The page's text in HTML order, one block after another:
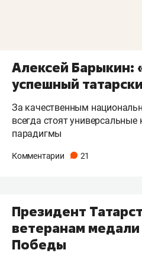
Алексей Барыкин:
успешный
За качественным
всегда стоят
парадигмы
Комментарии 21
Президент
ветеранам
Победы